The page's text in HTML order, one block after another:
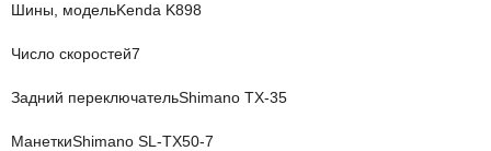
Шины, модельKenda K898
Число скоростей7
Задний переключательShimano TX-35
МанеткиShimano SL-TX50-7